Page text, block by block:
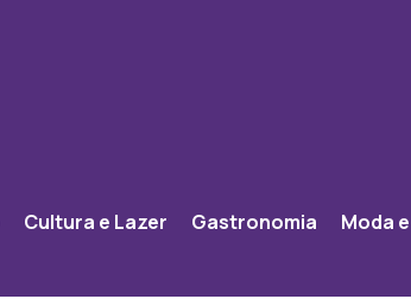
Cultura e Lazer Gastronomia Moda